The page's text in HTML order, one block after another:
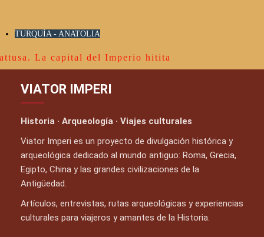
TURQUÍA - ANATOLIA
La capital del Imperio hitita
VIATOR IMPERI
Historia · Arqueología · Viajes culturales
Viator Imperi es un proyecto de divulgación histórica y
arqueológica dedicado al mundo antiguo: Roma, Grecia,
Egipto, China y las grandes civilizaciones de la
Antigüedad.
Artículos, entrevistas, rutas arqueológicas y experiencias
culturales para viajeros y amantes de la Historia.